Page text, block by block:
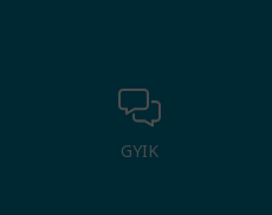
GYIK